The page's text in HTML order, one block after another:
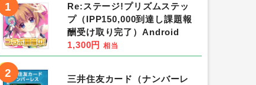
1
Re:ステージ!プリズムステッ
プ（IPP150,000到達し課題報
酬受け取り完了）Android
1,300円 相当
2
三井住友カード（ナンバーレ